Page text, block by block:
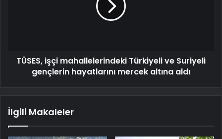
TÜSES, işçi mahallelerindeki Türkiyeli ve Suriyeli
gençlerin hayatlarını mercek altına aldı
İlgili Makaleler